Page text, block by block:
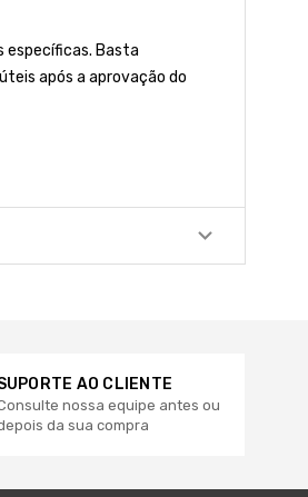
específicas. Basta
após a aprovação do
AO CLIENTE
nossa equipe antes ou
da sua compra